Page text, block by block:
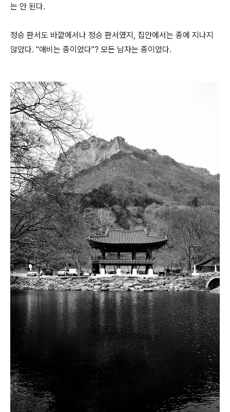
는 안 된다.
정승 판서도 바깥에서나 정승 판서였지, 집안에서는 종에 지나지
않았다. "애비는 종이었다"? 모든 남자는 종이었다.